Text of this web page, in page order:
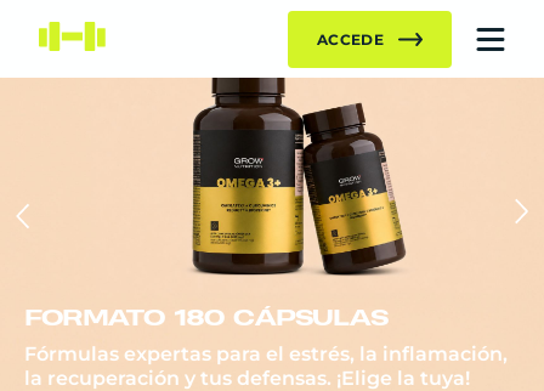
ACCEDE
FORMATO 180 CÁPSULAS
Fórmulas expertas para el estrés, la inflamación,
la recuperación y tus defensas. ¡Elige la tuya!